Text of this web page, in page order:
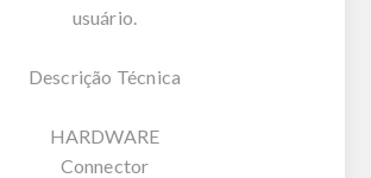
usuário.
Descrição Técnica
HARDWARE
Connector